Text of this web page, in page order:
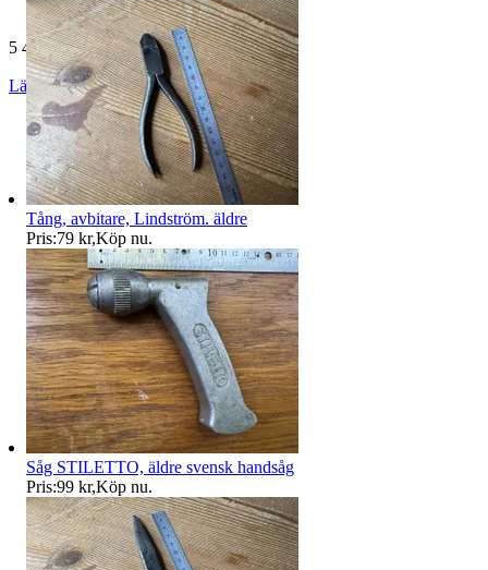
5 438 omdömen
Läs omdömen Följ
Tång, avbitare, Lindström. äldre
Pris:79 kr,Köp nu.
Såg STILETTO, äldre svensk handsåg
Pris:99 kr,Köp nu.